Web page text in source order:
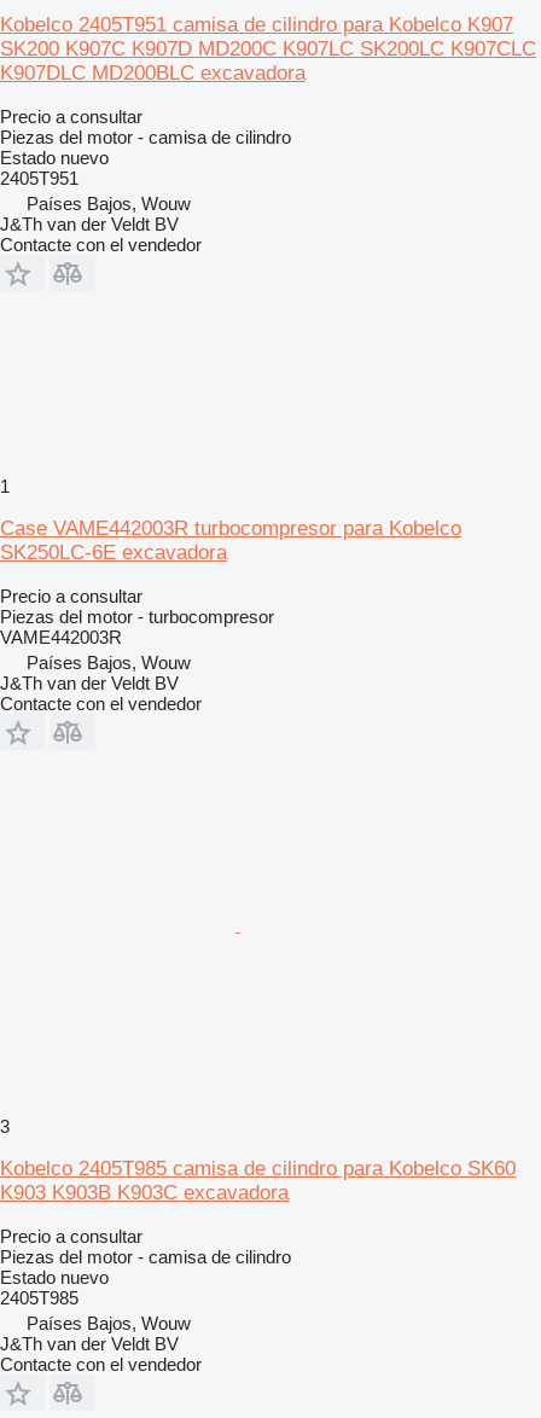
Kobelco 2405T951 camisa de cilindro para Kobelco K907
SK200 K907C K907D MD200C K907LC SK200LC K907CLC
K907DLC MD200BLC excavadora
Precio a consultar
Piezas del motor - camisa de cilindro
Estado nuevo
2405T951
Países Bajos, Wouw
J&Th van der Veldt BV
Contacte con el vendedor
1
Case VAME442003R turbocompresor para Kobelco
SK250LC-6E excavadora
Precio a consultar
Piezas del motor - turbocompresor
VAME442003R
Países Bajos, Wouw
J&Th van der Veldt BV
Contacte con el vendedor
3
Kobelco 2405T985 camisa de cilindro para Kobelco SK60
K903 K903B K903C excavadora
Precio a consultar
Piezas del motor - camisa de cilindro
Estado nuevo
2405T985
Países Bajos, Wouw
J&Th van der Veldt BV
Contacte con el vendedor